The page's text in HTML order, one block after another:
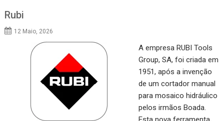
Rubi
12 Maio, 2026
A empresa RUBI Tools
Group, SA, foi criada em
1951, após a invenção
de um cortador manual
para mosaico hidráulico
pelos irmãos Boada.